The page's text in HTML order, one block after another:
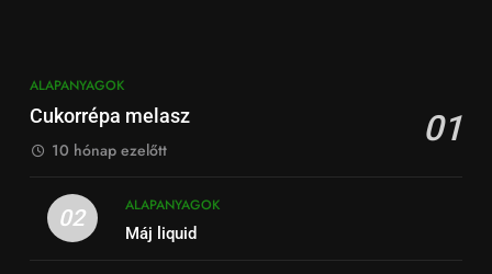
ALAPANYAGOK
Cukorrépa melasz 01
10 hónap ezelőtt
02
ALAPANYAGOK
Máj liquid